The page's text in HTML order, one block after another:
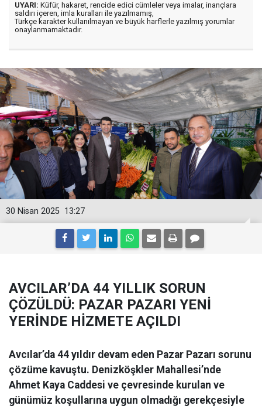
UYARI: Küfür, hakaret, rencide edici cümleler veya imalar, inançlara
saldırı içeren, imla kuralları ile yazılmamış,
Türkçe karakter kullanılmayan ve büyük harflerle yazılmış yorumlar
onaylanmamaktadır.
13:27
30 Nisan 2025
AVCILAR’DA 44 YILLIK SORUN
ÇÖZÜLDÜ: PAZAR PAZARI YENİ
YERİNDE HİZMETE AÇILDI
Avcılar’da 44 yıldır devam eden Pazar Pazarı sorunu
çözüme kavuştu. Denizköşkler Mahallesi’nde
Ahmet Kaya Caddesi ve çevresinde kurulan ve
günümüz koşullarına uygun olmadığı gerekçesiyle